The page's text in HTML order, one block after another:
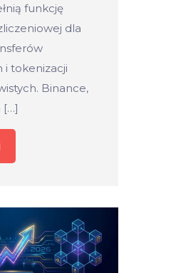
funkcję
dla
i tokenizacji
Binance,
[…]